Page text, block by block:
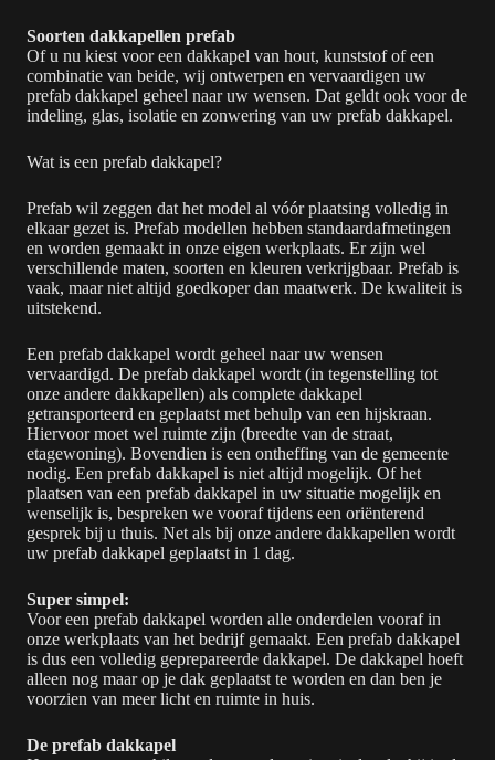
Soorten dakkapellen prefab
Of u nu kiest voor een dakkapel van hout, kunststof of een
combinatie van beide, wij ontwerpen en vervaardigen uw
prefab dakkapel geheel naar uw wensen. Dat geldt ook voor de
indeling, glas, isolatie en zonwering van uw prefab dakkapel.
Wat is een prefab dakkapel?
Prefab wil zeggen dat het model al vóór plaatsing volledig in
elkaar gezet is. Prefab modellen hebben standaardafmetingen
en worden gemaakt in onze eigen werkplaats. Er zijn wel
verschillende maten, soorten en kleuren verkrijgbaar. Prefab is
vaak, maar niet altijd goedkoper dan maatwerk. De kwaliteit is
uitstekend.
Een prefab dakkapel wordt geheel naar uw wensen
vervaardigd. De prefab dakkapel wordt (in tegenstelling tot
onze andere dakkapellen) als complete dakkapel
getransporteerd en geplaatst met behulp van een hijskraan.
Hiervoor moet wel ruimte zijn (breedte van de straat,
etagewoning). Bovendien is een ontheffing van de gemeente
nodig. Een prefab dakkapel is niet altijd mogelijk. Of het
plaatsen van een prefab dakkapel in uw situatie mogelijk en
wenselijk is, bespreken we vooraf tijdens een oriënterend
gesprek bij u thuis. Net als bij onze andere dakkapellen wordt
uw prefab dakkapel geplaatst in 1 dag.
Super simpel:
Voor een prefab dakkapel worden alle onderdelen vooraf in
onze werkplaats van het bedrijf gemaakt. Een prefab dakkapel
is dus een volledig geprepareerde dakkapel. De dakkapel hoeft
alleen nog maar op je dak geplaatst te worden en dan ben je
voorzien van meer licht en ruimte in huis.
De prefab dakkapel